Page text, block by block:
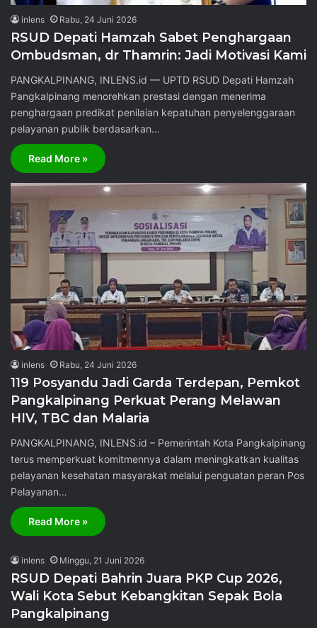
inlens Rabu, 24 Juni 2026
RSUD Depati Hamzah Sabet Penghargaan
Ombudsman, dr Thamrin: Jadi Motivasi Kami
PANGKALPINANG, INLENS.id — UPTD RSUD Depati Hamzah
Pangkalpinang menorehkan prestasi dengan menerima
penghargaan predikat penilaian kepatuhan penyelenggaraan
pelayanan publik berdasarkan…
Read More »
inlens Rabu, 24 Juni 2026
119 Posyandu Jadi Garda Terdepan, Pemkot
Pangkalpinang Perkuat Perang Melawan
HIV, TBC dan Malaria
PANGKALPINANG, INLENS.id – Pemerintah Kota Pangkalpinang
terus memperkuat komitmennya dalam meningkatkan kualitas
pelayanan kesehatan masyarakat melalui penguatan peran Pos
Pelayanan…
Read More »
inlens Minggu, 21 Juni 2026
RSUD Depati Bahrin Juara PKP Cup 2026,
Wali Kota Sebut Kebangkitan Sepak Bola
Pangkalpinang